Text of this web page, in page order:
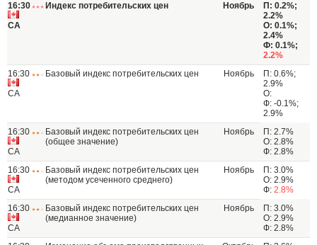
16:30
CA
Индекс потребительских цен Ноябрь
П: 0.2%;
2.2%
О: 0.1%;
2.4%
Ф: 0.1%;
2.2%
16:30
CA
Базовый индекс потребительских цен Ноябрь
П: 0.6%;
2.9%
О:
Ф: -0.1%;
2.9%
16:30
CA
Базовый индекс потребительских цен
(общее значение)
Ноябрь
П: 2.7%
О: 2.8%
Ф: 2.8%
16:30
CA
Базовый индекс потребительских цен
(методом усеченного среднего)
Ноябрь
П: 3.0%
О: 2.9%
Ф: 2.8%
16:30
CA
Базовый индекс потребительских цен
(медианное значение)
Ноябрь
П: 3.0%
О: 2.9%
Ф: 2.8%